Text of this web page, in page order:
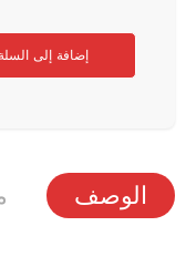
إضافة إلى السلة
الوصف